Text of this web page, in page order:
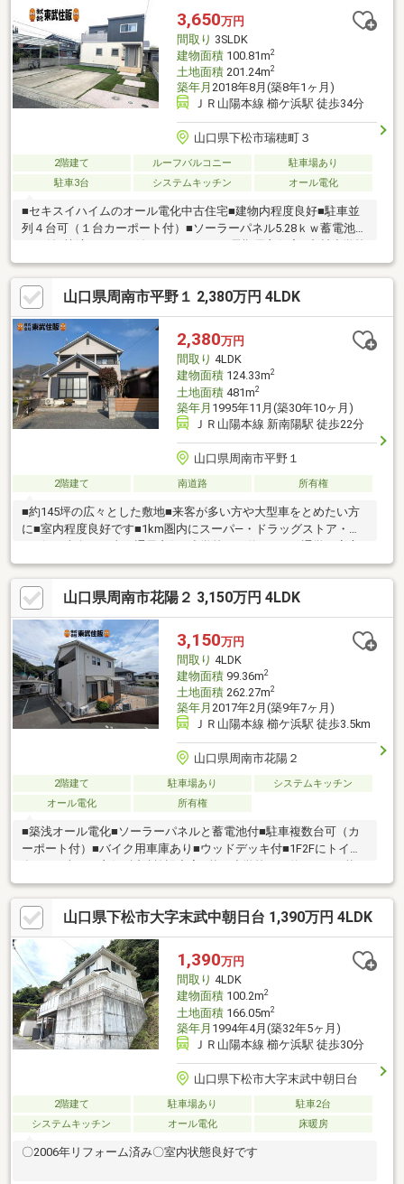
3,650万円
間取り 3SLDK
建物面積100.81m2
土地面積201.24m2
築年月 2018年8月(築8年1ヶ月)
ＪＲ山陽本線 櫛ケ浜駅 徒歩34分
山口県下松市瑞穂町３
2階建て ルーフバルコニー
駐車場あり
駐車3台
システムキッチン オール電化
■セキスイハイムのオール電化中古住宅■建物内程度良好■駐車並
列４台可（１台カーポート付）■ソーラーパネル5.28ｋｗ蓄電池5
まで約750m■末武中学校まで約750m■ダイソー下松末武店まで約
290m■マクドナルド下松店まで約350m■セブンイレブン下松潮音
町店まで約450m■みずほ郵便局まで約700m
山口県周南市平野１ 2,380万円 4LDK
2,380万円
間取り 4LDK
建物面積124.33m2
土地面積481m2
築年月 1995年11月(築30年10ヶ月)
ＪＲ山陽本線 新南陽駅 徒歩22分
山口県周南市平野１
2階建て 南道路 所有権
■約145坪の広々とした敷地■来客が多い方や大型車をとめたい方
に■室内程度良好です■1km圏内にスーパ―・ドラッグストア・コ
山口県周南市花陽２ 3,150万円 4LDK
3,150万円
間取り 4LDK
建物面積99.36m2
土地面積262.27m2
築年月 2017年2月(築9年7ヶ月)
ＪＲ山陽本線 櫛ケ浜駅 徒歩3.5km
山口県周南市花陽２
2階建て 駐車場あり
システムキッチン
オール電化
所有権
■築浅オール電化■ソーラーパネルと蓄電池付■駐車複数台可（カ
ーポート付）■バイク用車庫あり■ウッドデッキ付■1F2Fにトイレ
中学校まで約1300m■防長交通「瀬戸見町」停まで徒歩約4分
山口県下松市大字末武中朝日台 1,390万円 4LDK
1,390万円
間取り 4LDK
建物面積100.2m2
土地面積166.05m2
築年月 1994年4月(築32年5ヶ月)
ＪＲ山陽本線 櫛ケ浜駅 徒歩30分
山口県下松市大字末武中朝日台
2階建て 駐車場あり
駐車2台
システムキッチン
オール電化 床暖房
〇2006年リフォーム済み〇室内状態良好です